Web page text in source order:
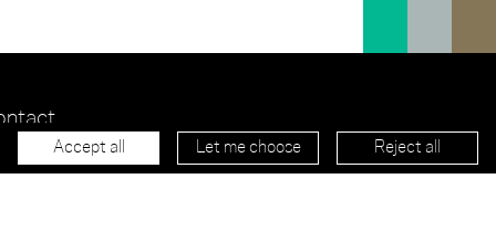
Let me choose Reject all
Accept all